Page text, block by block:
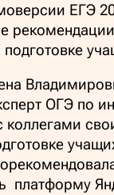
ЕГЭ
подготовке
ОГЭ по
коллегами
платформу